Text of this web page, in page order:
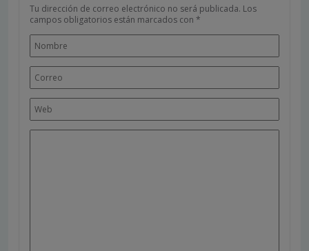
Tu dirección de correo electrónico no será publicada. Los
campos obligatorios están marcados con *